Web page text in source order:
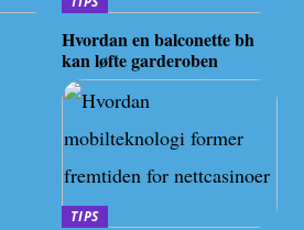
Hvordan en balconette bh
kan løfte garderoben
TIPS